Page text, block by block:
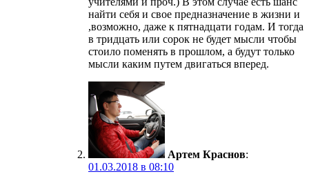
найти себя и свое предназначение в жизни и
,возможно, даже к пятнадцати годам. И тогда
в тридцать или сорок не будет мысли чтобы
стоило поменять в прошлом, а будут только
мысли каким путем двигаться вперед.
Артем Краснов:
01.03.2018 в 08:10